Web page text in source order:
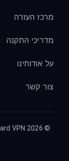
מרכז העזרה
מדריכי התקנה
על אודותינו
צור קשר
© 2026 FreeGuard VPN. כל הזכויות שמורות.